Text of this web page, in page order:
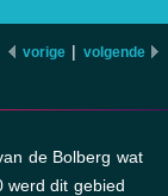
vorige | volgende
de Bolberg wat
werd dit gebied